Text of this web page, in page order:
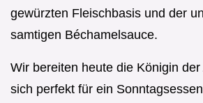
gewürzten Fleischbasis und der
samtigen Béchamelsauce.
Wir bereiten heute die Königin
sich perfekt für ein